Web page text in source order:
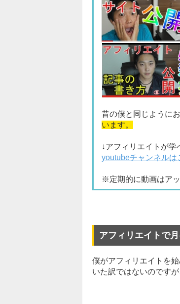
昔の僕と同じように
います。
↓アフィリエイトが学
youtubeチャンネルは
※定期的に動画はア
アフィリエイトで
僕がアフィリエイトを
いた訳ではないのです